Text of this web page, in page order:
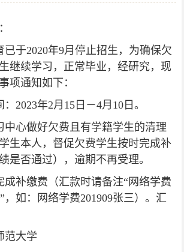
已于2020年9月停止招生，为确保欠
继续学习，正常毕业，经研究，现
项通知如下：
2023年2月15日－4月10日。
中心做好欠费且有学籍学生的清理
生本人，督促欠费学生按时完成补
是否通过），逾期不再受理。
成补缴费（汇款时请备注“网络学费
，如：网络学费201909张三）。汇
范大学